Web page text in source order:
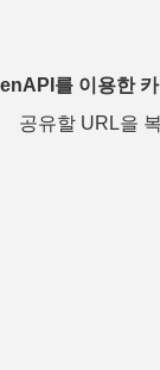
를 이용한
공유할 URL을